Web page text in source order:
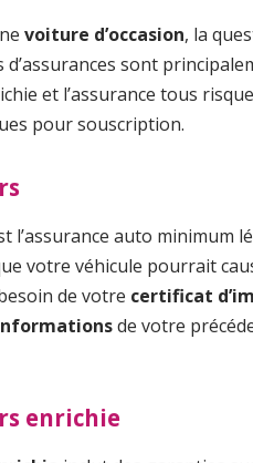
voiture d’occasion, la
sont
et l’assurance tous
pour souscription.
l’assurance auto minimum
votre véhicule pourrait
de votre certificat
de votre
enrichie